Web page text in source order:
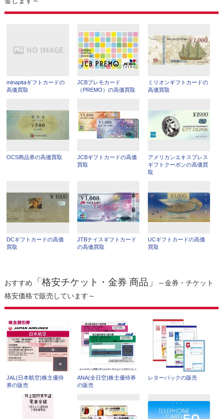
minapitaギフトカードの
高価買取
JCBプレモカード
（PREMO）の高価買取
ミリオンギフトカードの
高価買取
OCS商品券の高価買取
JCBギフトカードの高価
買取
アメリカンエキスプレス
ギフトクーポンの高価買
取
DCギフトカードの高価
買取
JTBナイスギフトカード
の高価買取
UCギフトカードの高価
買取
おすすめ 「格安チケット・金券 商品」
～金券・チケット
格安価格で販売しています～
JAL(日本航空)株主優待
券の販売
ANA(全日空)株主優待券
の販売
レターパックの販売